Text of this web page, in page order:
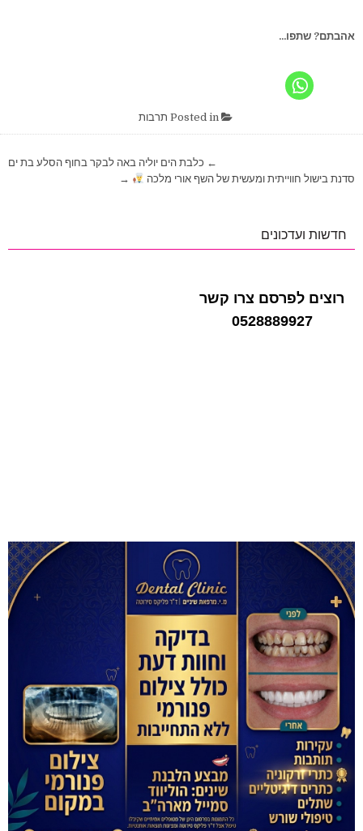
אהבתם? שתפו...
תרבות
← כלבת הים יוליה באה לבקר בחוף הסלע בת ים
סדנת בישול חווייתית ומעשית של השף אורי מלכה
→
חדשות ועדכונים
רוצים לפרסם צרו קשר
0528889927